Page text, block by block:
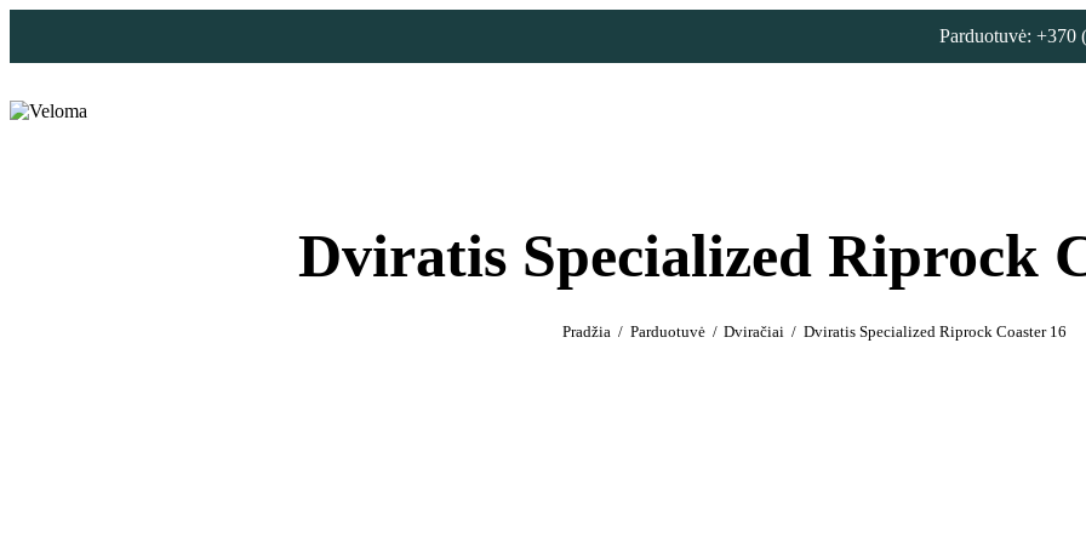
Parduotuvė: +370
Dviratis Specialized Riprock
Pradžia Parduotuvė Dviračiai Dviratis Specialized Riprock Coaster 16
Nuoma
E. piniginė